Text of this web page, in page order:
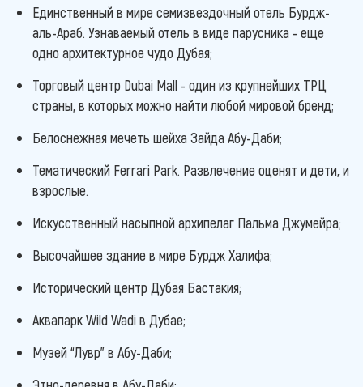
Единственный в мире семизвездочный отель Бурдж-
аль-Араб. Узнаваемый отель в виде парусника - еще
одно архитектурное чудо Дубая;
Торговый центр Dubai Mall - один из крупнейших ТРЦ
страны, в которых можно найти любой мировой бренд;
Белоснежная мечеть шейха Зайда Абу-Даби;
Тематический Ferrari Park. Развлечение оценят и дети, и
взрослые.
Искусственный насыпной архипелаг Пальма Джумейра;
Высочайшее здание в мире Бурдж Халифа;
Исторический центр Дубая Бастакия;
Аквапарк Wild Wadi в Дубае;
Музей “Лувр” в Абу-Даби;